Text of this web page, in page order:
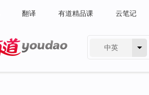
翻译 有道精品课 云笔记
中英